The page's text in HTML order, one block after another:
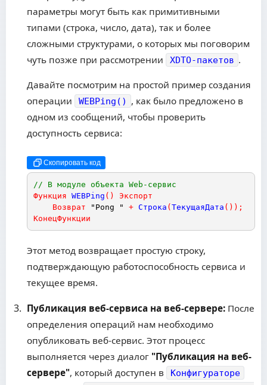
параметры могут быть как примитивными
типами (строка, число, дата), так и более
сложными структурами, о которых мы поговорим
чуть позже при рассмотрении
XDTO-пакетов .
Давайте посмотрим на простой пример создания
операции
WEBPing()
, как было предложено в
одном из сообщений, чтобы проверить
доступность сервиса:
Скопировать код
// В модуле объекта Web-сервис
Функция WEBPing ( )
Экспорт
Возврат
"Pong " + Строка ( ТекущаяДата ( ) ) ;
КонецФункции
Этот метод возвращает простую строку,
подтверждающую работоспособность сервиса и
текущее время.
Публикация веб-сервиса на веб-сервере: После
определения операций нам необходимо
опубликовать веб-сервис. Этот процесс
выполняется через диалог "Публикация на веб-
сервере", который доступен в Конфигураторе